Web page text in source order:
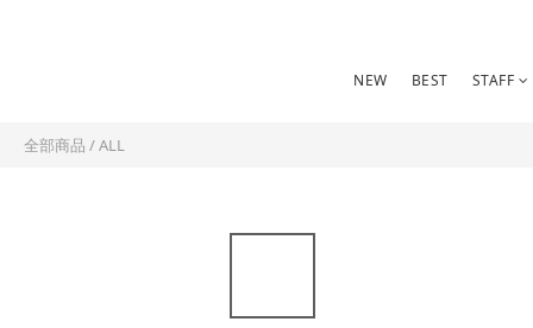
NEW BEST STAFF
全部商品 /ALL